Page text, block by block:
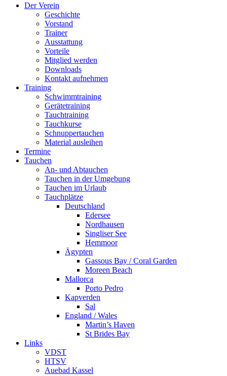
Der Verein
Geschichte
Vorstand
Trainer
Ausstattung
Vorteile
Mitglied werden
Downloads
Kontakt aufnehmen
Training
Schwimmtraining
Gerätetraining
Tauchtraining
Tauchkurse
Schnuppertauchen
Material ausleihen
Termine
Tauchen
An- und Abtauchen
Tauchen in der Umgebung
Tauchen im Urlaub
Tauchplätze
Deutschland
Edersee
Nordhausen
Singliser See
Hemmoor
Ägypten
Gassous Bay / Coral Garden
Moreen Beach
Mallorca
Porto Pedro
Kapverden
Sal
England / Wales
Martin’s Haven
St Brides Bay
Links
VDST
HTSV
Auebad Kassel